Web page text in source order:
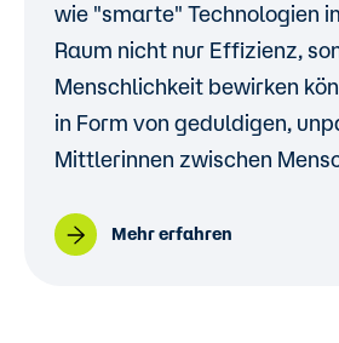
wie "smarte" Technologien
Raum nicht nur Effizienz,
Menschlichkeit bewirken
in Form von geduldigen,
Mittlerinnen zwischen
Mehr erfahren